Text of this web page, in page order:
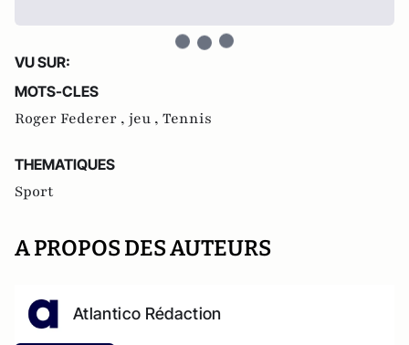
VU SUR:
MOTS-CLES
Roger Federer , jeu , Tennis
THEMATIQUES
Sport
A PROPOS DES AUTEURS
Atlantico Rédaction